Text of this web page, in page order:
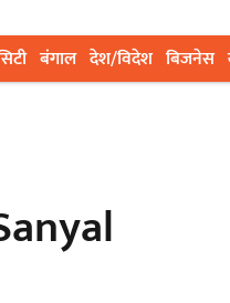
बंगाल देश/विदेश बिजनेस